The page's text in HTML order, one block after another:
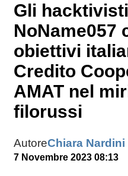
Gli
NoName057
obiettivi
Credito
AMAT nel
filorussi
AutoreChiara Nardini
7 Novembre 2023 08:13